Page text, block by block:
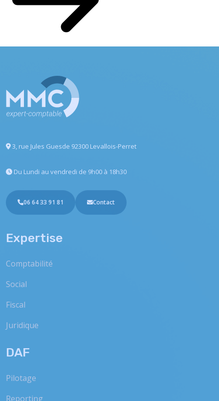
3, rue Jules Guesde 92300 Levallois-Perret
Du Lundi au vendredi de 9h00 à 18h30
06 64 33 91 81 Contact
Expertise
Comptabilité
Social
Fiscal
Juridique
DAF
Pilotage
Reporting